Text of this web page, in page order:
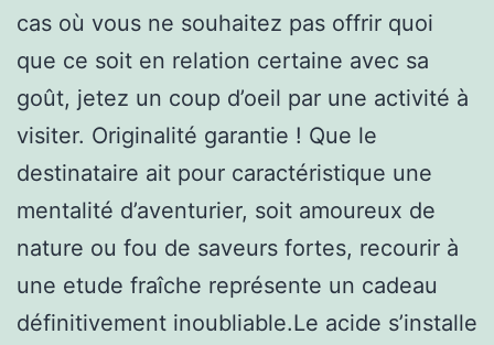
cas où vous ne souhaitez pas offrir quoi
que ce soit en relation certaine avec sa
goût, jetez un coup d’oeil par une activité à
visiter. Originalité garantie ! Que le
destinataire ait pour caractéristique une
mentalité d’aventurier, soit amoureux de
nature ou fou de saveurs fortes, recourir à
une etude fraîche représente un cadeau
définitivement inoubliable.Le acide s’installe